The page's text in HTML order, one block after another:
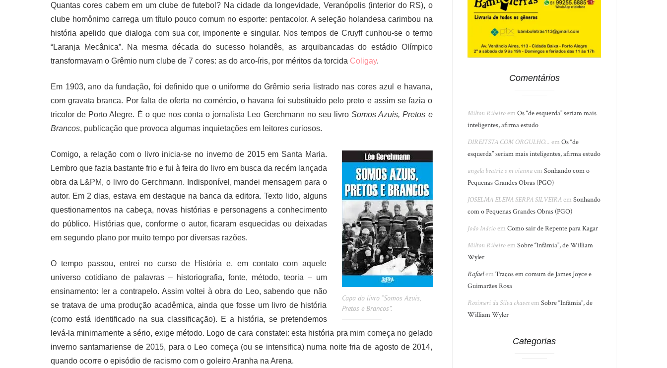
Quantas cores cabem em um clube de futebol? Na cidade da longevidade, Veranópolis (interior do RS), o
clube homônimo carrega um título pouco comum no esporte: pentacolor. A seleção holandesa carimbou na
história apelido que dialoga com sua cor, imponente e singular. Nos tempos de Cruyff cunhou-se o termo
“Laranja Mecânica”. Na mesma década do sucesso holandês, as arquibancadas do estádio Olímpico
transformavam o Grêmio num clube de 7 cores: as do arco-íris, por méritos da torcida Coligay.
Em 1903, ano da fundação, foi definido que o uniforme do Grêmio seria listrado nas cores azul e havana,
com gravata branca. Por falta de oferta no comércio, o havana foi substituído pelo preto e assim se fazia o
tricolor de Porto Alegre. É o que nos conta o jornalista Leo Gerchmann no seu livroSomos Azuis, Pretos e
Brancos, publicação que provoca algumas inquietações em leitores curiosos.
Capa do livro “Somos Azuis,
Pretos e Brancos”.
Comigo, a relação com o livro inicia-se no inverno de 2015 em Santa Maria.
Lembro que fazia bastante frio e fui à feira do livro em busca da recém lançada
obra da L&PM, o livro do Gerchmann. Indisponível, mandei mensagem para o
autor. Em 2 dias, estava em destaque na banca da editora. Texto lido, alguns
questionamentos na cabeça, novas histórias e personagens a conhecimento
do público. Histórias que, conforme o autor, ficaram esquecidas ou deixadas
em segundo plano por muito tempo por diversas razões.
O tempo passou, entrei no curso de História e, em contato com aquele
universo cotidiano de palavras – historiografia, fonte, método, teoria – um
ensinamento: ler a contrapelo. Assim voltei à obra do Leo, sabendo que não
se tratava de uma produção acadêmica, ainda que fosse um livro de história
(como está identificado na sua classificação). E a história, se pretendemos
levá-la minimamente a sério, exige método. Logo de cara constatei: esta história pra mim começa no gelado
inverno santamariense de 2015, para o Leo começa (ou se intensifica) numa noite fria de agosto de 2014,
quando ocorre o episódio de racismo com o goleiro Aranha na Arena.
Comentários
Milton RibeiroemOs “de esquerda” seriam mais
inteligentes, afirma estudo
DIREITSTA COM ORGULHO... emOs “de
esquerda” seriam mais inteligentes, afirma estudo
angela beatriz s m viannaemSonhando com o
Pequenas Grandes Obras (PGO)
JOSELMA ELENA SERPA SILVEIRAemSonhando
com o Pequenas Grandes Obras (PGO)
João InácioemComo sair de Repente para Kagar
Milton RibeiroemSobre “Infâmia”, de William
Wyler
RafaelemTraços em comum de James Joyce e
Guimarães Rosa
Rosimeri da Silva chavesemSobre “Infâmia”, de
William Wyler
Categorias